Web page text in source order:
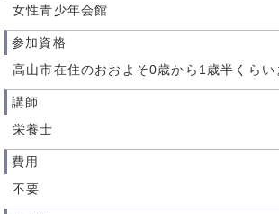
女性青少年会館
参加資格
高山市在住のおおよそ0歳から1歳半くらい
講師
栄養士
費用
不要